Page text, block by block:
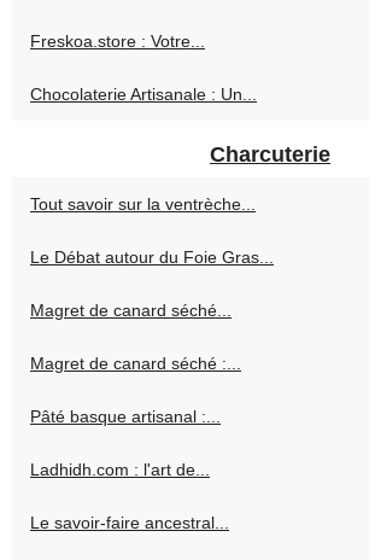
Freskoa.store : Votre...
Chocolaterie Artisanale : Un...
Charcuterie
Tout savoir sur la ventrèche...
Le Débat autour du Foie Gras...
Magret de canard séché...
Magret de canard séché :...
Pâté basque artisanal :...
Ladhidh.com : l'art de...
Le savoir-faire ancestral...